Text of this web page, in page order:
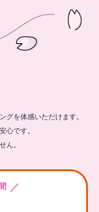
グを体感いただけます。
心です。
ん。
／